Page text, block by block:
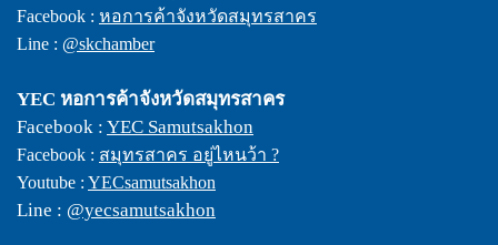
Facebook : หอการค้าจังหวัดสมุทรสาคร
Line : @skchamber
YEC หอการค้าจังหวัดสมุทรสาคร
Facebook : YEC Samutsakhon
Facebook : สมุทรสาคร อยู่ไหนว้า ?
Youtube : YECsamutsakhon
Line : @yecsamutsakhon